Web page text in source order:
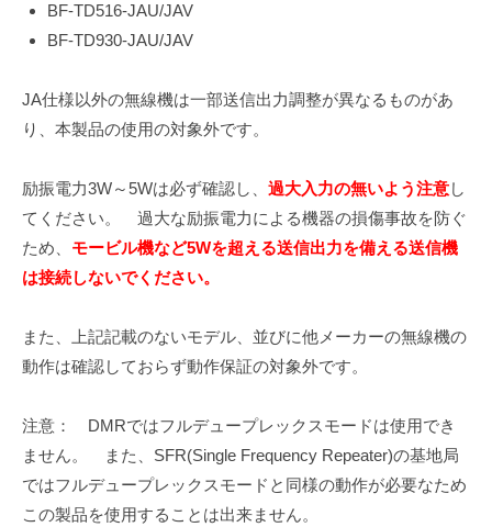
BF-TD516-JAU/JAV
BF-TD930-JAU/JAV
JA仕様以外の無線機は一部送信出力調整が異なるものがあ
り、本製品の使用の対象外です。
励振電力3W～5Wは必ず確認し、 過大入力の無いよう注意し
てください。 過大な励振電力による機器の損傷事故を防ぐ
ため、 モービル機など5Wを超える送信出力を備える送信機
は接続しないでください。
また、上記記載のないモデル、並びに他メーカーの無線機の
動作は確認しておらず動作保証の対象外です。
注意： DMRではフルデュープレックスモードは使用でき
ません。 また、SFR(Single Frequency Repeater)の基地局
ではフルデュープレックスモードと同様の動作が必要なため
この製品を使用することは出来ません。